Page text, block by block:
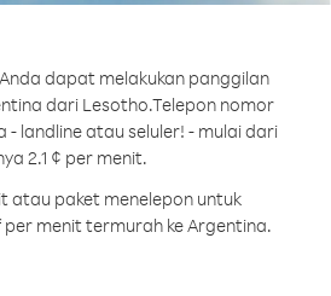
dapat melakukan panggilan
dari Lesotho.Telepon nomor
- landline atau seluler! - mulai dari
2.1 ¢ per menit.
atau paket menelepon untuk
menit termurah ke Argentina.